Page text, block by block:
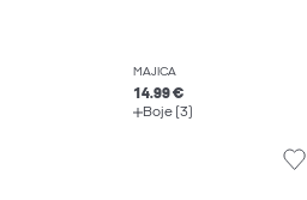
MAJICA
14.99 €
Boje (3)